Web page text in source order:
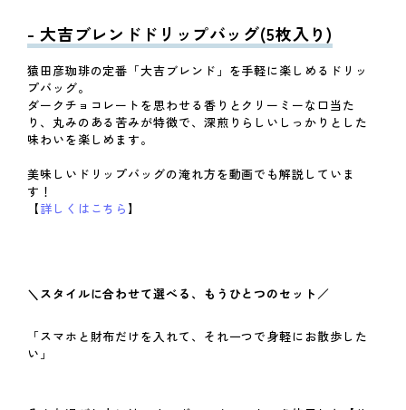
- 大吉ブレンドドリップバッグ(5枚入り)
猿田彦珈琲の定番「大吉ブレンド」を手軽に楽しめるドリッ
プバッグ。
ダークチョコレートを思わせる香りとクリーミーな口当た
り、丸みのある苦みが特徴で、深煎りらしいしっかりとした
味わいを楽しめます。
美味しいドリップバッグの淹れ方を動画でも解説していま
す！
【詳しくはこちら 】
＼スタイルに合わせて選べる、もうひとつのセット／
「スマホと財布だけを入れて、それ一つで身軽にお散歩した
い」